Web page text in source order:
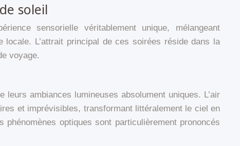
soleil
sensorielle véritablement unique, mélangeant
L’attrait principal de ces soirées réside dans la
voyage.
ambiances lumineuses absolument uniques. L’air
et imprévisibles, transformant littéralement le ciel en
optiques sont particulièrement prononcés